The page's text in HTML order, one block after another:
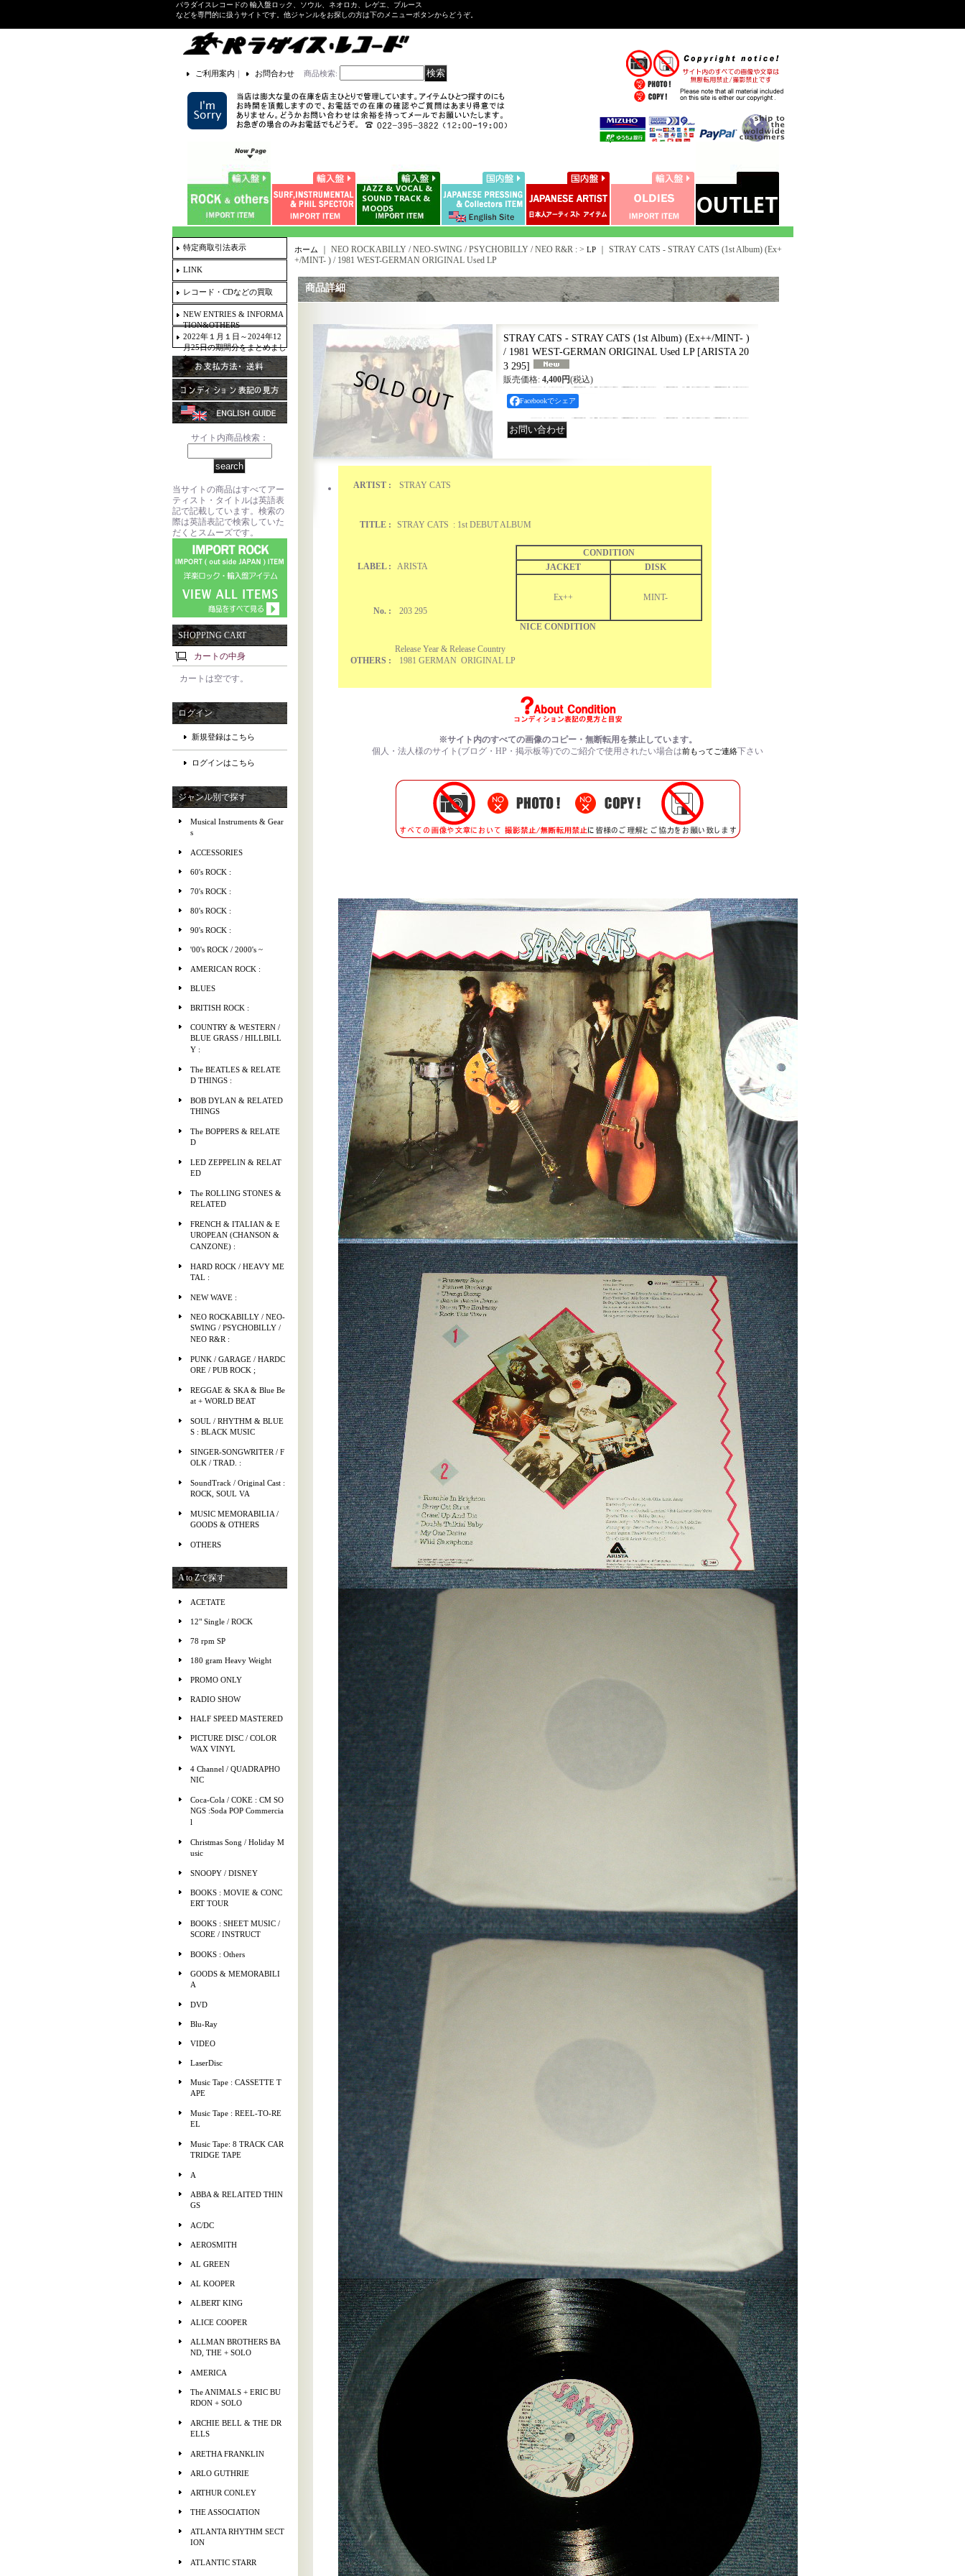
パラダイスレコードの 輸入盤ロック、ソウル、ネオロカ、レゲエ、ブルース
などを専門的に扱うサイトです。他ジャンルをお探しの方は下のメニューボタンからどうぞ。
ご利用案内 ｜ お問合わせ 商品検索:
特定商取引法表示
LINK
レコード・CDなどの買取
NEW ENTRIES & INFORMA
TION&OTHERS
2022年１月１日～2024年12
月25日の期間分をまとめまし
た。
サイト内商品検索：
当サイトの商品はすべてアー
ティスト・タイトルは英語表
記で記載しています。検索の
際は英語表記で検索していた
だくとスムーズです。
SHOPPING CART
カートの中身
カートは空です。
ログイン
新規登録はこちら
ログインはこちら
ジャンル別で探す
Musical Instruments & Gear
s
ACCESSORIES
60's ROCK :
70's ROCK :
80's ROCK :
90's ROCK :
'00's ROCK / 2000's ~
AMERICAN ROCK :
BLUES
BRITISH ROCK :
COUNTRY & WESTERN /
BLUE GRASS / HILLBILL
Y :
The BEATLES & RELATE
D THINGS :
BOB DYLAN & RELATED
THINGS
The BOPPERS & RELATE
D
LED ZEPPELIN & RELAT
ED
The ROLLING STONES &
RELATED
FRENCH & ITALIAN & E
UROPEAN (CHANSON &
CANZONE) :
HARD ROCK / HEAVY ME
TAL :
NEW WAVE :
NEO ROCKABILLY / NEO-
SWING / PSYCHOBILLY /
NEO R&R :
PUNK / GARAGE / HARDC
ORE / PUB ROCK ;
REGGAE & SKA & Blue Be
at + WORLD BEAT
SOUL / RHYTHM & BLUE
S : BLACK MUSIC
SINGER-SONGWRITER / F
OLK / TRAD. :
SoundTrack / Original Cast :
ROCK, SOUL VA
MUSIC MEMORABILIA /
GOODS & OTHERS
OTHERS
A to Zで探す
ACETATE
12" Single / ROCK
78 rpm SP
180 gram Heavy Weight
PROMO ONLY
RADIO SHOW
HALF SPEED MASTERED
PICTURE DISC / COLOR
WAX VINYL
4 Channel / QUADRAPHO
NIC
Coca-Cola / COKE : CM SO
NGS :Soda POP Commercia
l
Christmas Song / Holiday M
usic
SNOOPY / DISNEY
BOOKS : MOVIE & CONC
ERT TOUR
BOOKS : SHEET MUSIC /
SCORE / INSTRUCT
BOOKS : Others
GOODS & MEMORABILI
A
DVD
Blu-Ray
VIDEO
LaserDisc
Music Tape : CASSETTE T
APE
Music Tape : REEL-TO-RE
EL
Music Tape: 8 TRACK CAR
TRIDGE TAPE
A
ABBA & RELAITED THIN
GS
AC/DC
AEROSMITH
AL GREEN
AL KOOPER
ALBERT KING
ALICE COOPER
ALLMAN BROTHERS BA
ND, THE + SOLO
AMERICA
The ANIMALS + ERIC BU
RDON + SOLO
ARCHIE BELL & THE DR
ELLS
ARETHA FRANKLIN
ARLO GUTHRIE
ARTHUR CONLEY
THE ASSOCIATION
ATLANTA RHYTHM SECT
ION
ATLANTIC STARR
ホーム ｜ NEO ROCKABILLY / NEO-SWING / PSYCHOBILLY / NEO R&R : > LP
STRAY CATS - STRAY CATS (1st Album) (Ex+
+/MINT- ) / 1981 WEST-GERMAN ORIGINAL Used LP
商品詳細
STRAY CATS - STRAY CATS (1st Album) (Ex++/MINT- )
/ 1981 WEST-GERMAN ORIGINAL Used LP [ARISTA 20
3 295]
販売価格: 4,400円(税込)
Facebookでシェア
ARTIST : STRAY CATS
TITLE : STRAY CATS : 1st DEBUT ALBUM
LABEL : ARISTA
CONDITION
JACKET
DISK
Ex++ MINT-
NICE CONDITION
No. : 203 295
OTHERS :
Release Year & Release Country
1981 GERMAN ORIGINAL LP
※サイト内のすべての画像のコピー・無断転用を禁止しています。
個人・法人様のサイト(ブログ・HP・掲示板等)でのご紹介で使用されたい場合は前もってご連絡下さい